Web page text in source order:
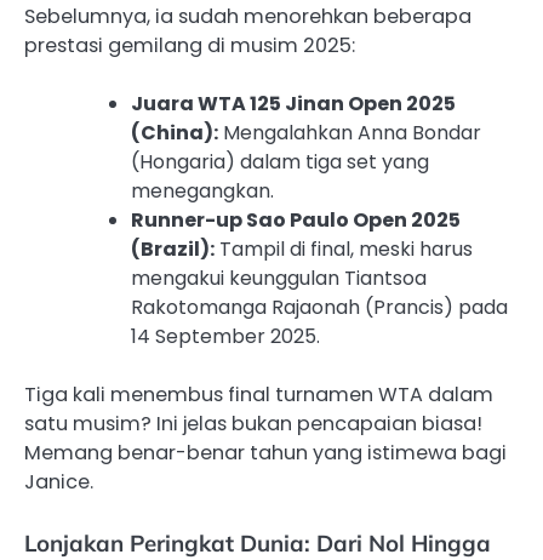
Sebelumnya, ia sudah menorehkan beberapa
prestasi gemilang di musim 2025:
Juara WTA 125 Jinan Open 2025
(China): Mengalahkan Anna Bondar
(Hongaria) dalam tiga set yang
menegangkan.
Runner-up Sao Paulo Open 2025
(Brazil): Tampil di final, meski harus
mengakui keunggulan Tiantsoa
Rakotomanga Rajaonah (Prancis) pada
14 September 2025.
Tiga kali menembus final turnamen WTA dalam
satu musim? Ini jelas bukan pencapaian biasa!
Memang benar-benar tahun yang istimewa bagi
Janice.
Lonjakan Peringkat Dunia: Dari Nol Hingga